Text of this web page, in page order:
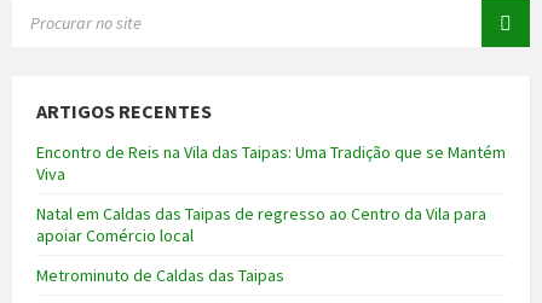
ARTIGOS RECENTES
Encontro de Reis na Vila das Taipas: Uma Tradição que se Mantém
Viva
Natal em Caldas das Taipas de regresso ao Centro da Vila para
apoiar Comércio local
Metrominuto de Caldas das Taipas